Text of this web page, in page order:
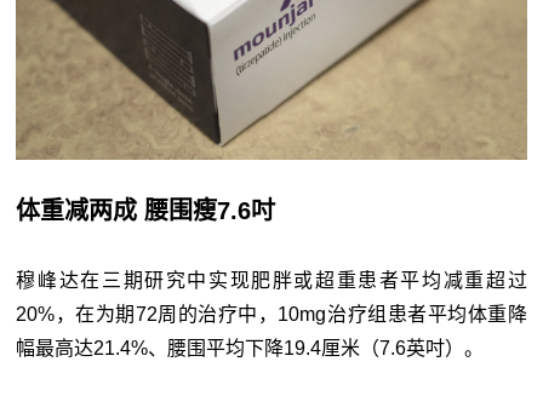
体重减两成 腰围瘦7.6吋
穆峰达在三期研究中实现肥胖或超重患者平均减重超过
20%，在为期72周的治疗中，10mg治疗组患者平均体重降
幅最高达21.4%、腰围平均下降19.4厘米（7.6英吋）。